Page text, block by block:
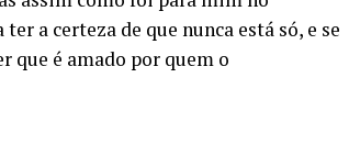
a certeza de que nunca está só, e se
que é amado por quem o